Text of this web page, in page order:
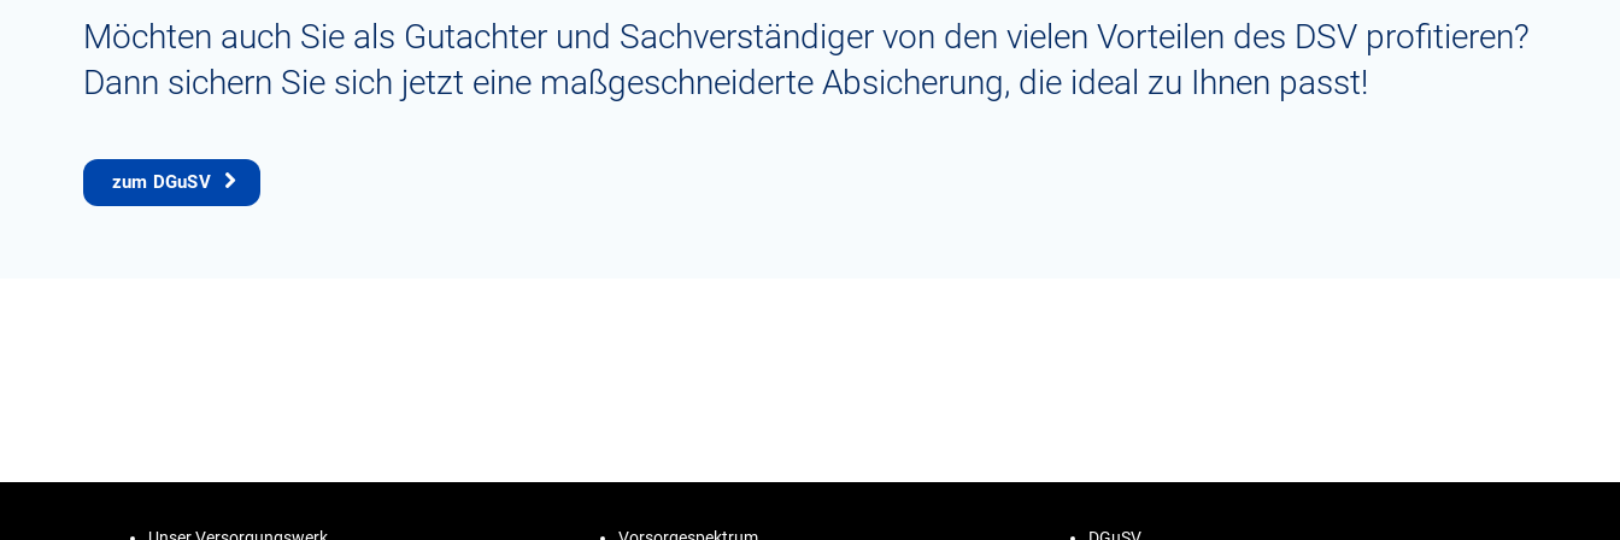
Möchten auch Sie als Gutachter und Sachverständiger von den vielen Vorteilen des DSV profitieren?
Dann sichern Sie sich jetzt eine maßgeschneiderte Absicherung, die ideal zu Ihnen passt!
zum DGuSV